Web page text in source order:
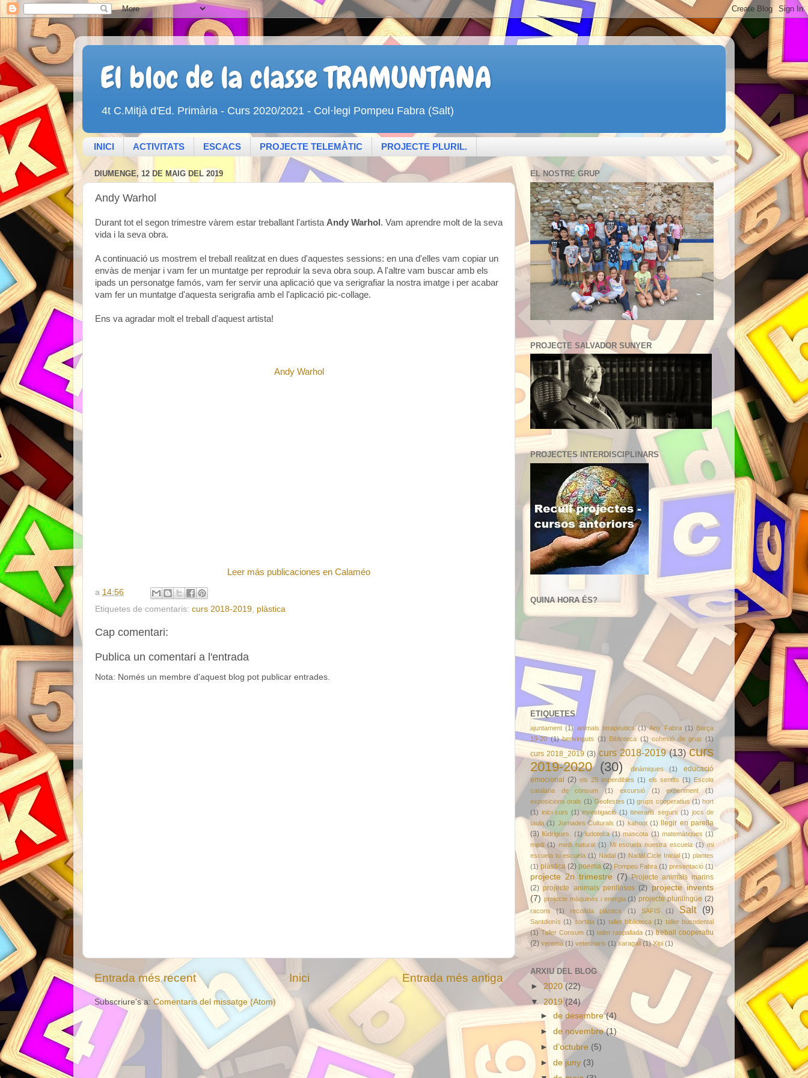
El bloc de la classe TRAMUNTANA
4t C.Mitjà d'Ed. Primària - Curs 2020/2021 - Col·legi Pompeu Fabra (Salt)
INICI ACTIVITATS ESCACS PROJECTE TELEMÀTIC PROJECTE PLURIL.
DIUMENGE, 12 DE MAIG DEL 2019
Andy Warhol
Durant tot el segon trimestre vàrem estar treballant l'artista Andy Warhol . Vam aprendre molt de la seva
vida i la seva obra.
A continuació us mostrem el treball realitzat en dues d'aquestes sessions: en una d'elles vam copiar un
envàs de menjar i vam fer un muntatge per reproduir la seva obra soup. A l'altre vam buscar amb els
ipads un personatge famós, vam fer servir una aplicació que va serigrafiar la nostra imatge i per acabar
vam fer un muntatge d'aquesta serigrafia amb el l'aplicació pic-collage.
Ens va agradar molt el treball d'aquest artista!
Andy Warhol
Leer más publicaciones en Calaméo
a 14:56
Etiquetes de comentaris: curs 2018-2019 plàstica
Cap comentari:
Publica un comentari a l'entrada
Nota: Només un membre d'aquest blog pot publicar entrades.
Entrada més recent Entrada més antiga
Inici
Subscriure's a:Comentaris del missatge (Atom)
EL NOSTRE GRUP
PROJECTE SALVADOR SUNYER
PROJECTES INTERDISCIPLINARS
QUINA HORA ÉS?
ETIQUETES
ajuntament (1) animals terapèutics (1) Any Fabra (1) Barça
19-20 (1) benvinguts (1) Biblioteca (1) cohesió de grup (1)
curs 2018_2019 (3) curs 2018-2019 (13) curs
2019-2020 (30) dinàmiques (1)
educació
emocional (2) els 25 imperdibles (1) els sentits (1) Escola
catalana de consum
(1) excursió (1) experiment
(1)
exposicions orals (1) Geofestes (1) grups cooperatius (1) hort
(1) inici curs (1) investigació (1) itineraris segurs (1) jocs de
taula (1) Jornades Culturals (1) kahoot (1) llegir en parella
(3) llúdrigues. (1) ludoteca (1) mascota (1) matemàtiques (1)
medi (1) medi natural (1) Mi escuela nuestra escuela (1) mi
escuela tu escuela (1) Nadal (1) Nadal.Cicle Inicial (1) plantes
(1) plàstica (2) poema (2) Pompeu Fabra (1) presentació (1)
projecte 2n trimestre (7) Projecte animals marins
(2) projecte animals perillosos (2) projecte invents
(7) projecte màquines i energia (1) projecte plurilingüe (2)
racons (1) recollida plàstics (1) SAFIS (1) Salt (9)
Santdionís (1) sortida (1) taller biblioteca (1) taller bucodental
(1) Taller Consum (1) taller raspallada (1) treball cooperatiu
(2) verema (1) veterinaris (1) xaragall (1) Xipi (1)
ARXIU DEL BLOG
►2020 (22)
▼ 2019 (24)
►de desembre(4)
►de novembre(1)
►d’octubre (5)
►de juny (3)